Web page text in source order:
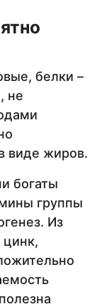
белки –
не
виде жиров.
богаты
группы
Из
цинк,